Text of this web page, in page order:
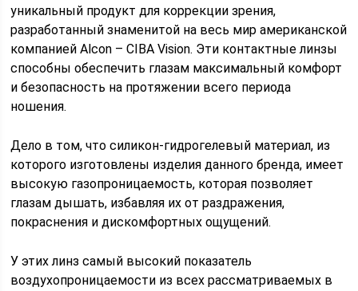
уникальный продукт для коррекции зрения,
разработанный знаменитой на весь мир американской
компанией Alcon – CIBA Vision. Эти контактные линзы
способны обеспечить глазам максимальный комфорт
и безопасность на протяжении всего периода
ношения.
Дело в том, что силикон-гидрогелевый материал, из
которого изготовлены изделия данного бренда, имеет
высокую газопроницаемость, которая позволяет
глазам дышать, избавляя их от раздражения,
покраснения и дискомфортных ощущений.
У этих линз самый высокий показатель
воздухопроницаемости из всех рассматриваемых в